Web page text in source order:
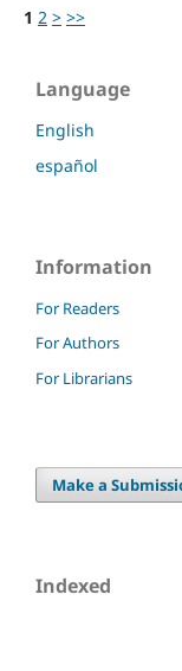
1 2 > >>
Language
English
español
Information
For Readers
For Authors
For Librarians
Make a
Indexed